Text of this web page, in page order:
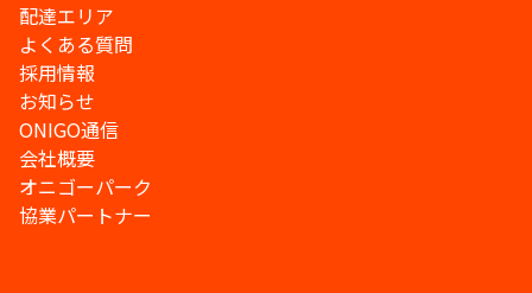
配達エリア
よくある質問
採用情報
お知らせ
ONIGO通信
会社概要
オニゴーパーク
協業パートナー